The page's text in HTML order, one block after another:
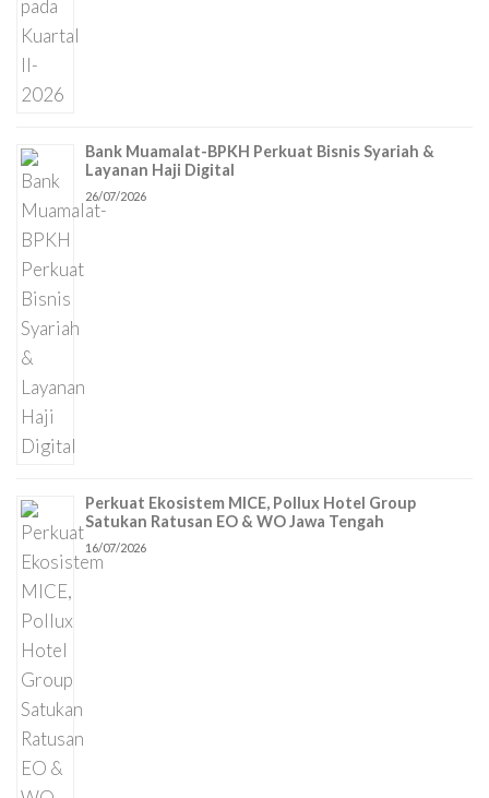
Bank Muamalat-BPKH Perkuat Bisnis Syariah &
Layanan Haji Digital
26/07/2026
Perkuat Ekosistem MICE, Pollux Hotel Group
Satukan Ratusan EO & WO Jawa Tengah
16/07/2026